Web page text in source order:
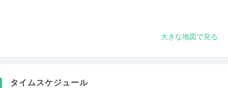
大きな地図で見る
タイムスケジュール